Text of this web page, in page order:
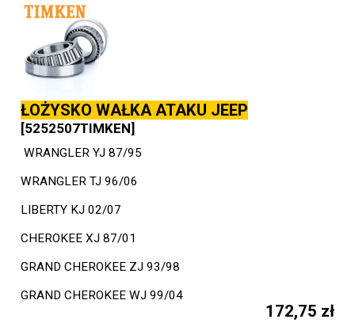
ŁOŻYSKO WAŁKA ATAKU JEEP
[5252507TIMKEN]
WRANGLER YJ 87/95
WRANGLER TJ 96/06
LIBERTY KJ 02/07
CHEROKEE XJ 87/01
GRAND CHEROKEE ZJ 93/98
GRAND CHEROKEE WJ 99/04
172,75 zł